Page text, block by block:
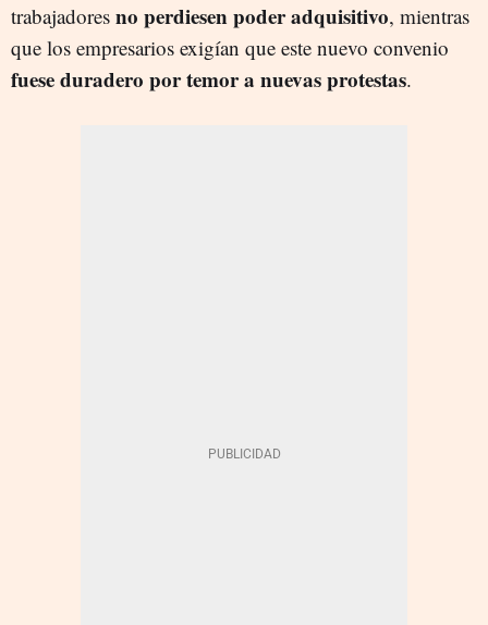
trabajadores no perdiesen poder adquisitivo, mientras
que los empresarios exigían que este nuevo convenio
fuese duradero por temor a nuevas protestas.